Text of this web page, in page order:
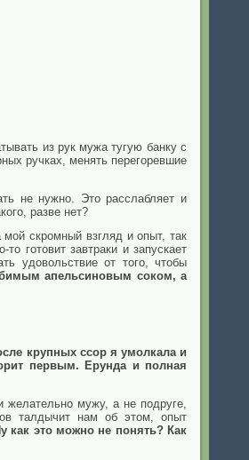
из рук мужа тугую банку с
ручках, менять перегоревшие
не нужно. Это расслабляет и
разве нет?
скромный взгляд и опыт, так
готовит завтраки и запускает
удовольствие от того, чтобы
апельсиновым соком, а
крупных ссор я умолкала и
первым. Ерунда и полная
мужу, а не подруге,
талдычит нам об этом, опыт
как это можно не понять? Как